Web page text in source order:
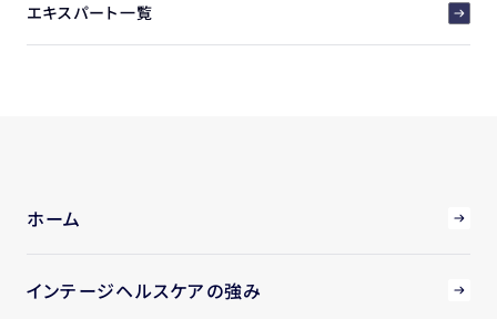
エキスパート一覧
ホーム
インテージヘルスケアの強み